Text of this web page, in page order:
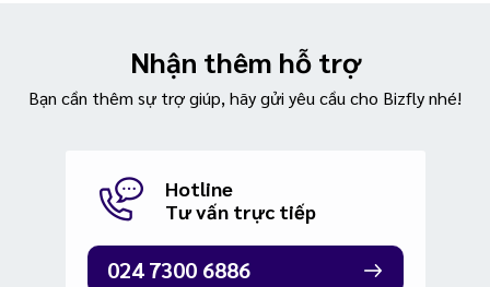
Nhận thêm hỗ trợ
Bạn cần thêm sự trợ giúp, hãy gửi yêu cầu cho Bizfly nhé!
Hotline
Tư vấn trực tiếp
024 7300 6886